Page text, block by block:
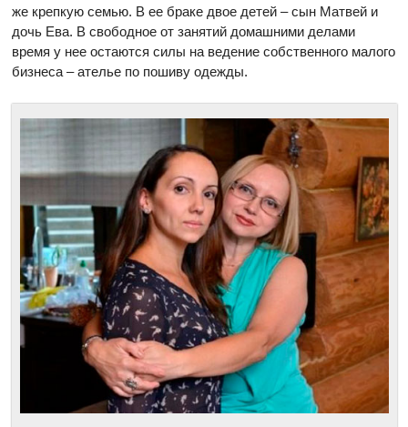
же крепкую семью. В ее браке двое детей – сын Матвей и
дочь Ева. В свободное от занятий домашними делами
время у нее остаются силы на ведение собственного малого
бизнеса – ателье по пошиву одежды.